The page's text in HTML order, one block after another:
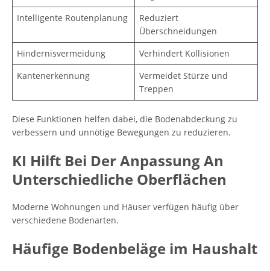
Intelligente Routenplanung
Reduziert
Überschneidungen
Hindernisvermeidung
Verhindert Kollisionen
Kantenerkennung
Vermeidet Stürze und
Treppen
Diese Funktionen helfen dabei, die Bodenabdeckung zu
verbessern und unnötige Bewegungen zu reduzieren.
KI Hilft Bei Der Anpassung An
Unterschiedliche Oberflächen
Moderne Wohnungen und Häuser verfügen häufig über
verschiedene Bodenarten.
Häufige Bodenbeläge im Haushalt